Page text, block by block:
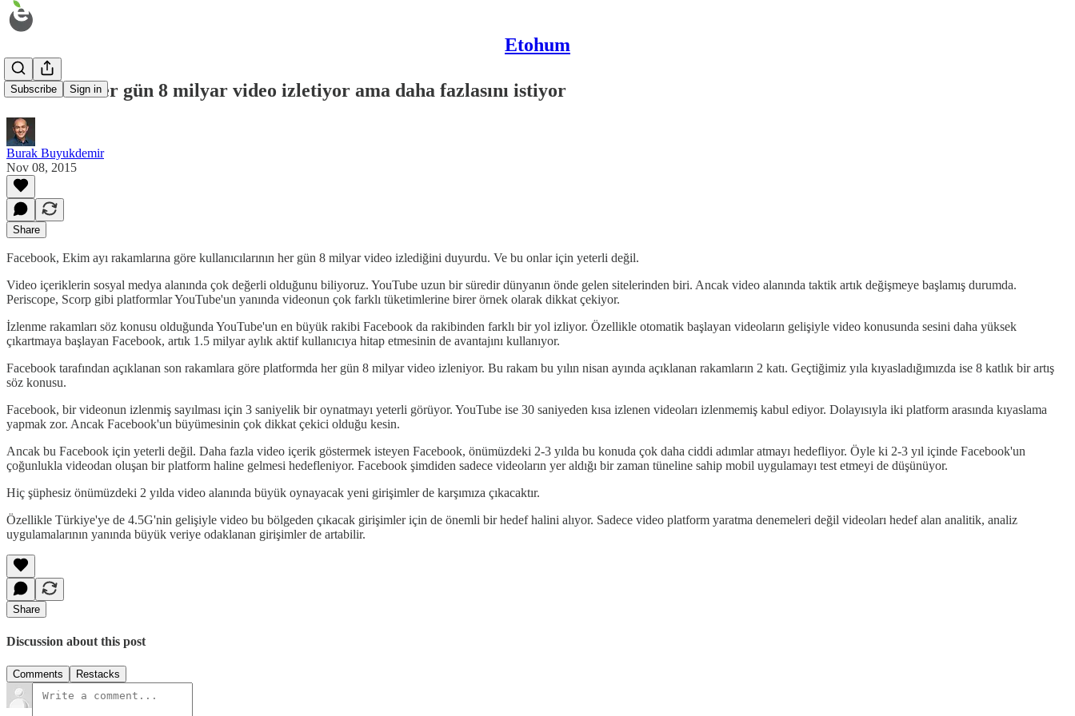
Etohum
Subscribe Sign in
Facebook her gün 8 milyar video izletiyor ama daha fazlasını istiyor
Burak Buyukdemir
Nov 08, 2015
Share
Facebook, Ekim ayı rakamlarına göre kullanıcılarının her gün 8 milyar video izlediğini duyurdu. Ve bu onlar için yeterli değil.
Video içeriklerin sosyal medya alanında çok değerli olduğunu biliyoruz. YouTube uzun bir süredir dünyanın önde gelen sitelerinden biri. Ancak video alanında taktik artık değişmeye başlamış durumda.
Periscope, Scorp gibi platformlar YouTube'un yanında videonun çok farklı tüketimlerine birer örnek olarak dikkat çekiyor.
İzlenme rakamları söz konusu olduğunda YouTube'un en büyük rakibi Facebook da rakibinden farklı bir yol izliyor. Özellikle otomatik başlayan videoların gelişiyle video konusunda sesini daha yüksek
çıkartmaya başlayan Facebook, artık 1.5 milyar aylık aktif kullanıcıya hitap etmesinin de avantajını kullanıyor.
Facebook tarafından açıklanan son rakamlara göre platformda her gün 8 milyar video izleniyor. Bu rakam bu yılın nisan ayında açıklanan rakamların 2 katı. Geçtiğimiz yıla kıyasladığımızda ise 8 katlık bir artış
söz konusu.
Facebook, bir videonun izlenmiş sayılması için 3 saniyelik bir oynatmayı yeterli görüyor. YouTube ise 30 saniyeden kısa izlenen videoları izlenmemiş kabul ediyor. Dolayısıyla iki platform arasında kıyaslama
yapmak zor. Ancak Facebook'un büyümesinin çok dikkat çekici olduğu kesin.
Ancak bu Facebook için yeterli değil. Daha fazla video içerik göstermek isteyen Facebook, önümüzdeki 2-3 yılda bu konuda çok daha ciddi adımlar atmayı hedefliyor. Öyle ki 2-3 yıl içinde Facebook'un
çoğunlukla videodan oluşan bir platform haline gelmesi hedefleniyor. Facebook şimdiden sadece videoların yer aldığı bir zaman tüneline sahip mobil uygulamayı test etmeyi de düşünüyor.
Hiç şüphesiz önümüzdeki 2 yılda video alanında büyük oynayacak yeni girişimler de karşımıza çıkacaktır.
Özellikle Türkiye'ye de 4.5G'nin gelişiyle video bu bölgeden çıkacak girişimler için de önemli bir hedef halini alıyor. Sadece video platform yaratma denemeleri değil videoları hedef alan analitik, analiz
uygulamalarının yanında büyük veriye odaklanan girişimler de artabilir.
Share
Discussion about this post
Comments Restacks